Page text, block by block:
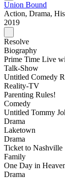
Union Bound
Action, Drama,
2019
Resolve
Biography
Prime Time Live
Talk-Show
Untitled Comedy
Reality-TV
Parenting Rules!
Comedy
Untitled Tommy
Drama
Laketown
Drama
Ticket to Nashville
Family
One Day in
Drama